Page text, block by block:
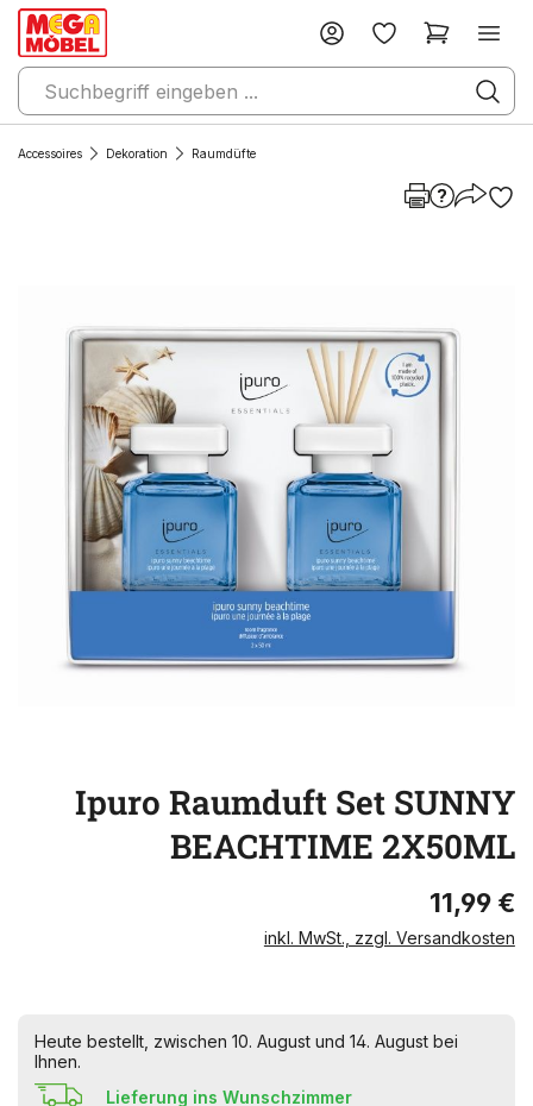
Accessoires Dekoration Raumdüfte
Ipuro Raumduft Set SUNNY
BEACHTIME 2X50ML
11,99 €
inkl. MwSt., zzgl. Versandkosten
Heute bestellt, zwischen 10. August und 14. August bei
Ihnen.
Lieferung ins Wunschzimmer